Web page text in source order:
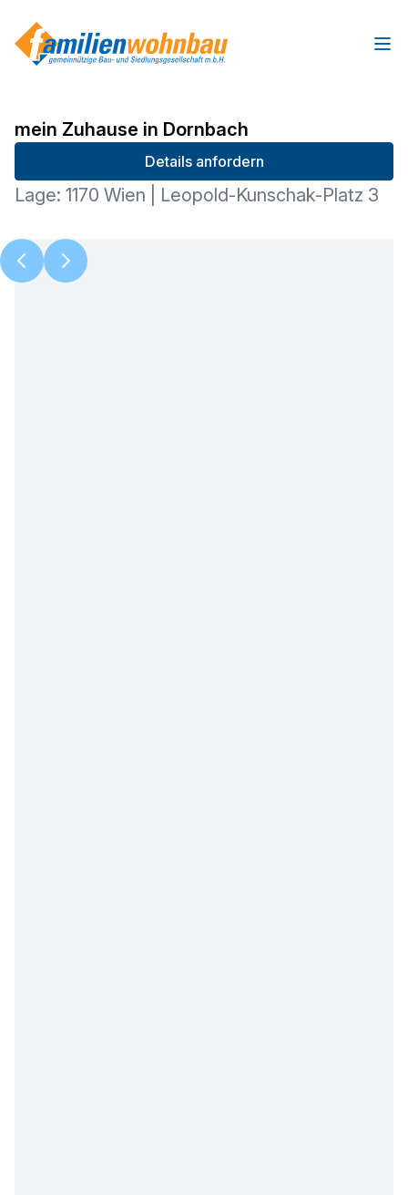
mein Zuhause in Dornbach
Details anfordern
Lage: 1170 Wien | Leopold-Kunschak-Platz 3